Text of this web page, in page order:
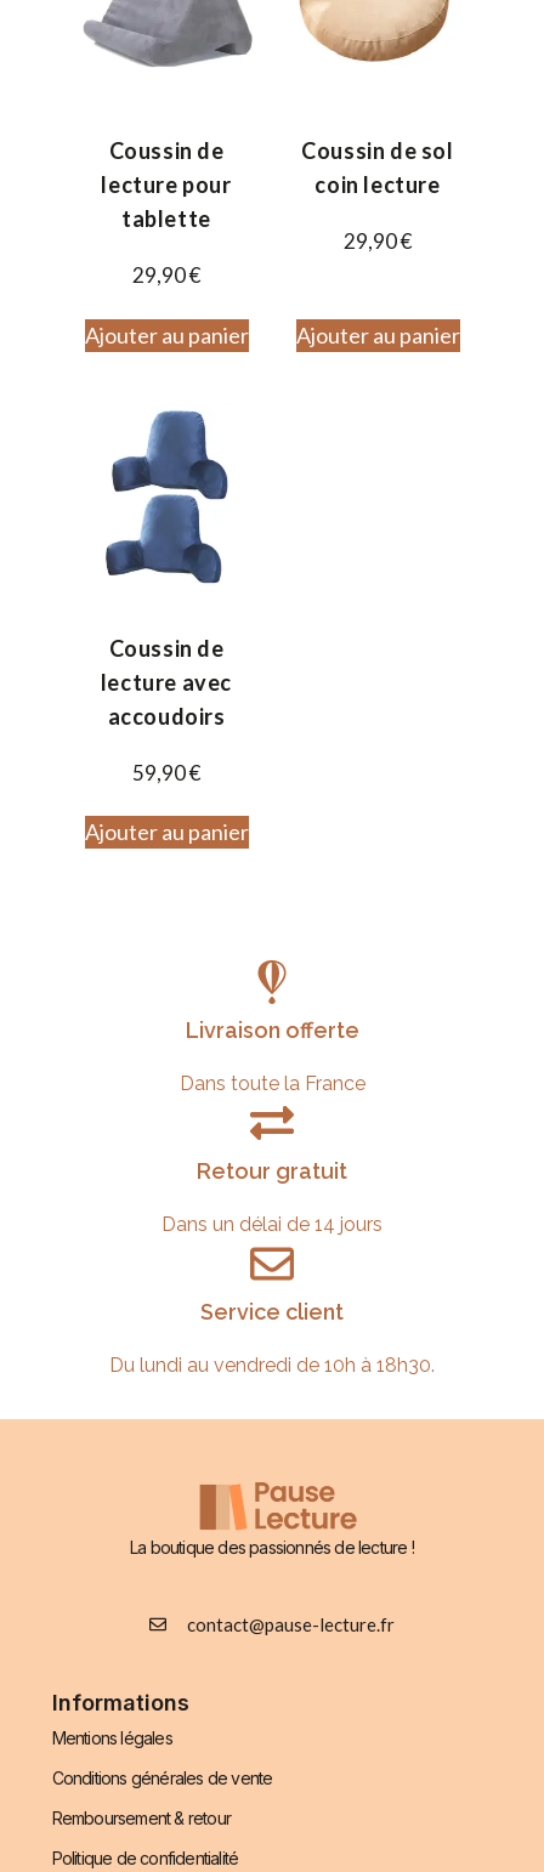
Coussin de
lecture pour
tablette
29,90€
Ajouter au panier
Coussin de sol
coin lecture
29,90€
Ajouter au panier
Coussin de
lecture avec
accoudoirs
59,90€
Ajouter au panier
Livraison offerte
Dans toute la France
Retour gratuit
Dans un délai de 14 jours
Service client
Du lundi au vendredi de 10h à 18h30.
La boutique des passionnés de lecture !
contact@pause-lecture.fr
Informations
Mentions légales
Conditions générales de vente
Remboursement & retour
Politique de confidentialité